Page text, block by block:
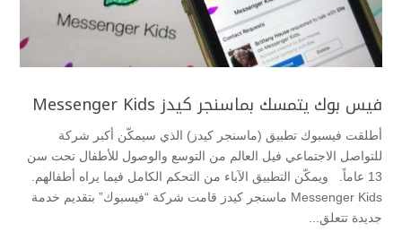
فيس بوك يتمسك بماسنجر كيدز Messenger Kids
أطلقت فيسبوك تطبيق (ماسنجر كيدز) الذي سيمكّن أكبر شركة
للتواصل الاجتماعي فيل العالم من التوسع والوصول للأطفال تحت سن
13 عاماً. ويمكّن التطبيق الآباء من التحكم الكامل فيما يراه أطفالهم.
Messenger Kids ماسنجر كيدز قامت شركة “فيسبوك” بتقديم خدمة
جديدة تتعلق...